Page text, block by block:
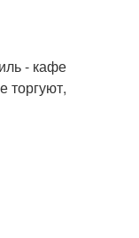
- кафе
торгуют,